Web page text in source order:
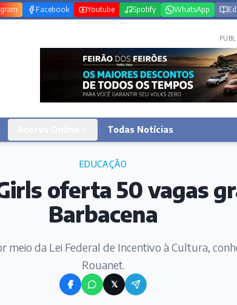
Facebook Youtube Spotify WhatsApp
Todas Notícias
EDUCAÇÃO
oferta 50 vagas
Barbacena
meio da Lei Federal de Incentivo à Cultura,
Rouanet.
𝕏